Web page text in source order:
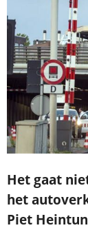
Het gaat
het
Piet